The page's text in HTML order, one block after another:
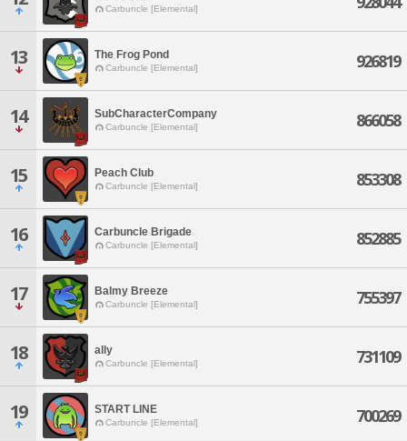
Carbuncle [Elemental]
13 The Frog Pond
Carbuncle [Elemental] 926819
14 SubCharacterCompany
Carbuncle [Elemental] 866058
15 Peach Club
Carbuncle [Elemental] 853308
16 Carbuncle Brigade
Carbuncle [Elemental] 852885
17 Balmy Breeze
Carbuncle [Elemental] 755397
18 ally
Carbuncle [Elemental] 731109
19 START LINE
Carbuncle [Elemental] 700269